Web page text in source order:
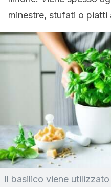
minestre, stufati o piatti
Il basilico viene